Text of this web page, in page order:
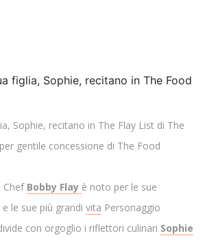
Sophie, recitano in The Flay List di The
gentile concessione di The Food
Chef Bobby Flay è noto per le sue
le sue più grandi vita Personaggio
con orgoglio i riflettori culinari Sophie